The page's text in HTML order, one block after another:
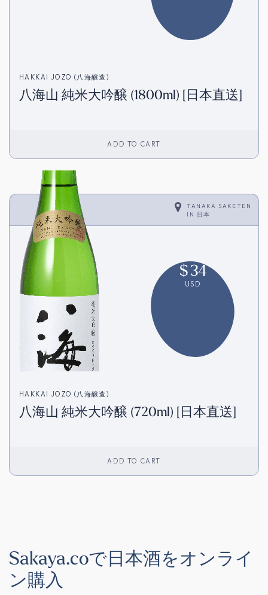
HAKKAI JOZO (八海醸造)
八海山 純米大吟醸 (1800ml) [日本直送]
ADD TO CART
TANAKA SAKETEN
IN 日本
$34
USD
HAKKAI JOZO (八海醸造)
八海山 純米大吟醸 (720ml) [日本直送]
ADD TO CART
Sakaya.coで日本酒をオンライ
ン購入